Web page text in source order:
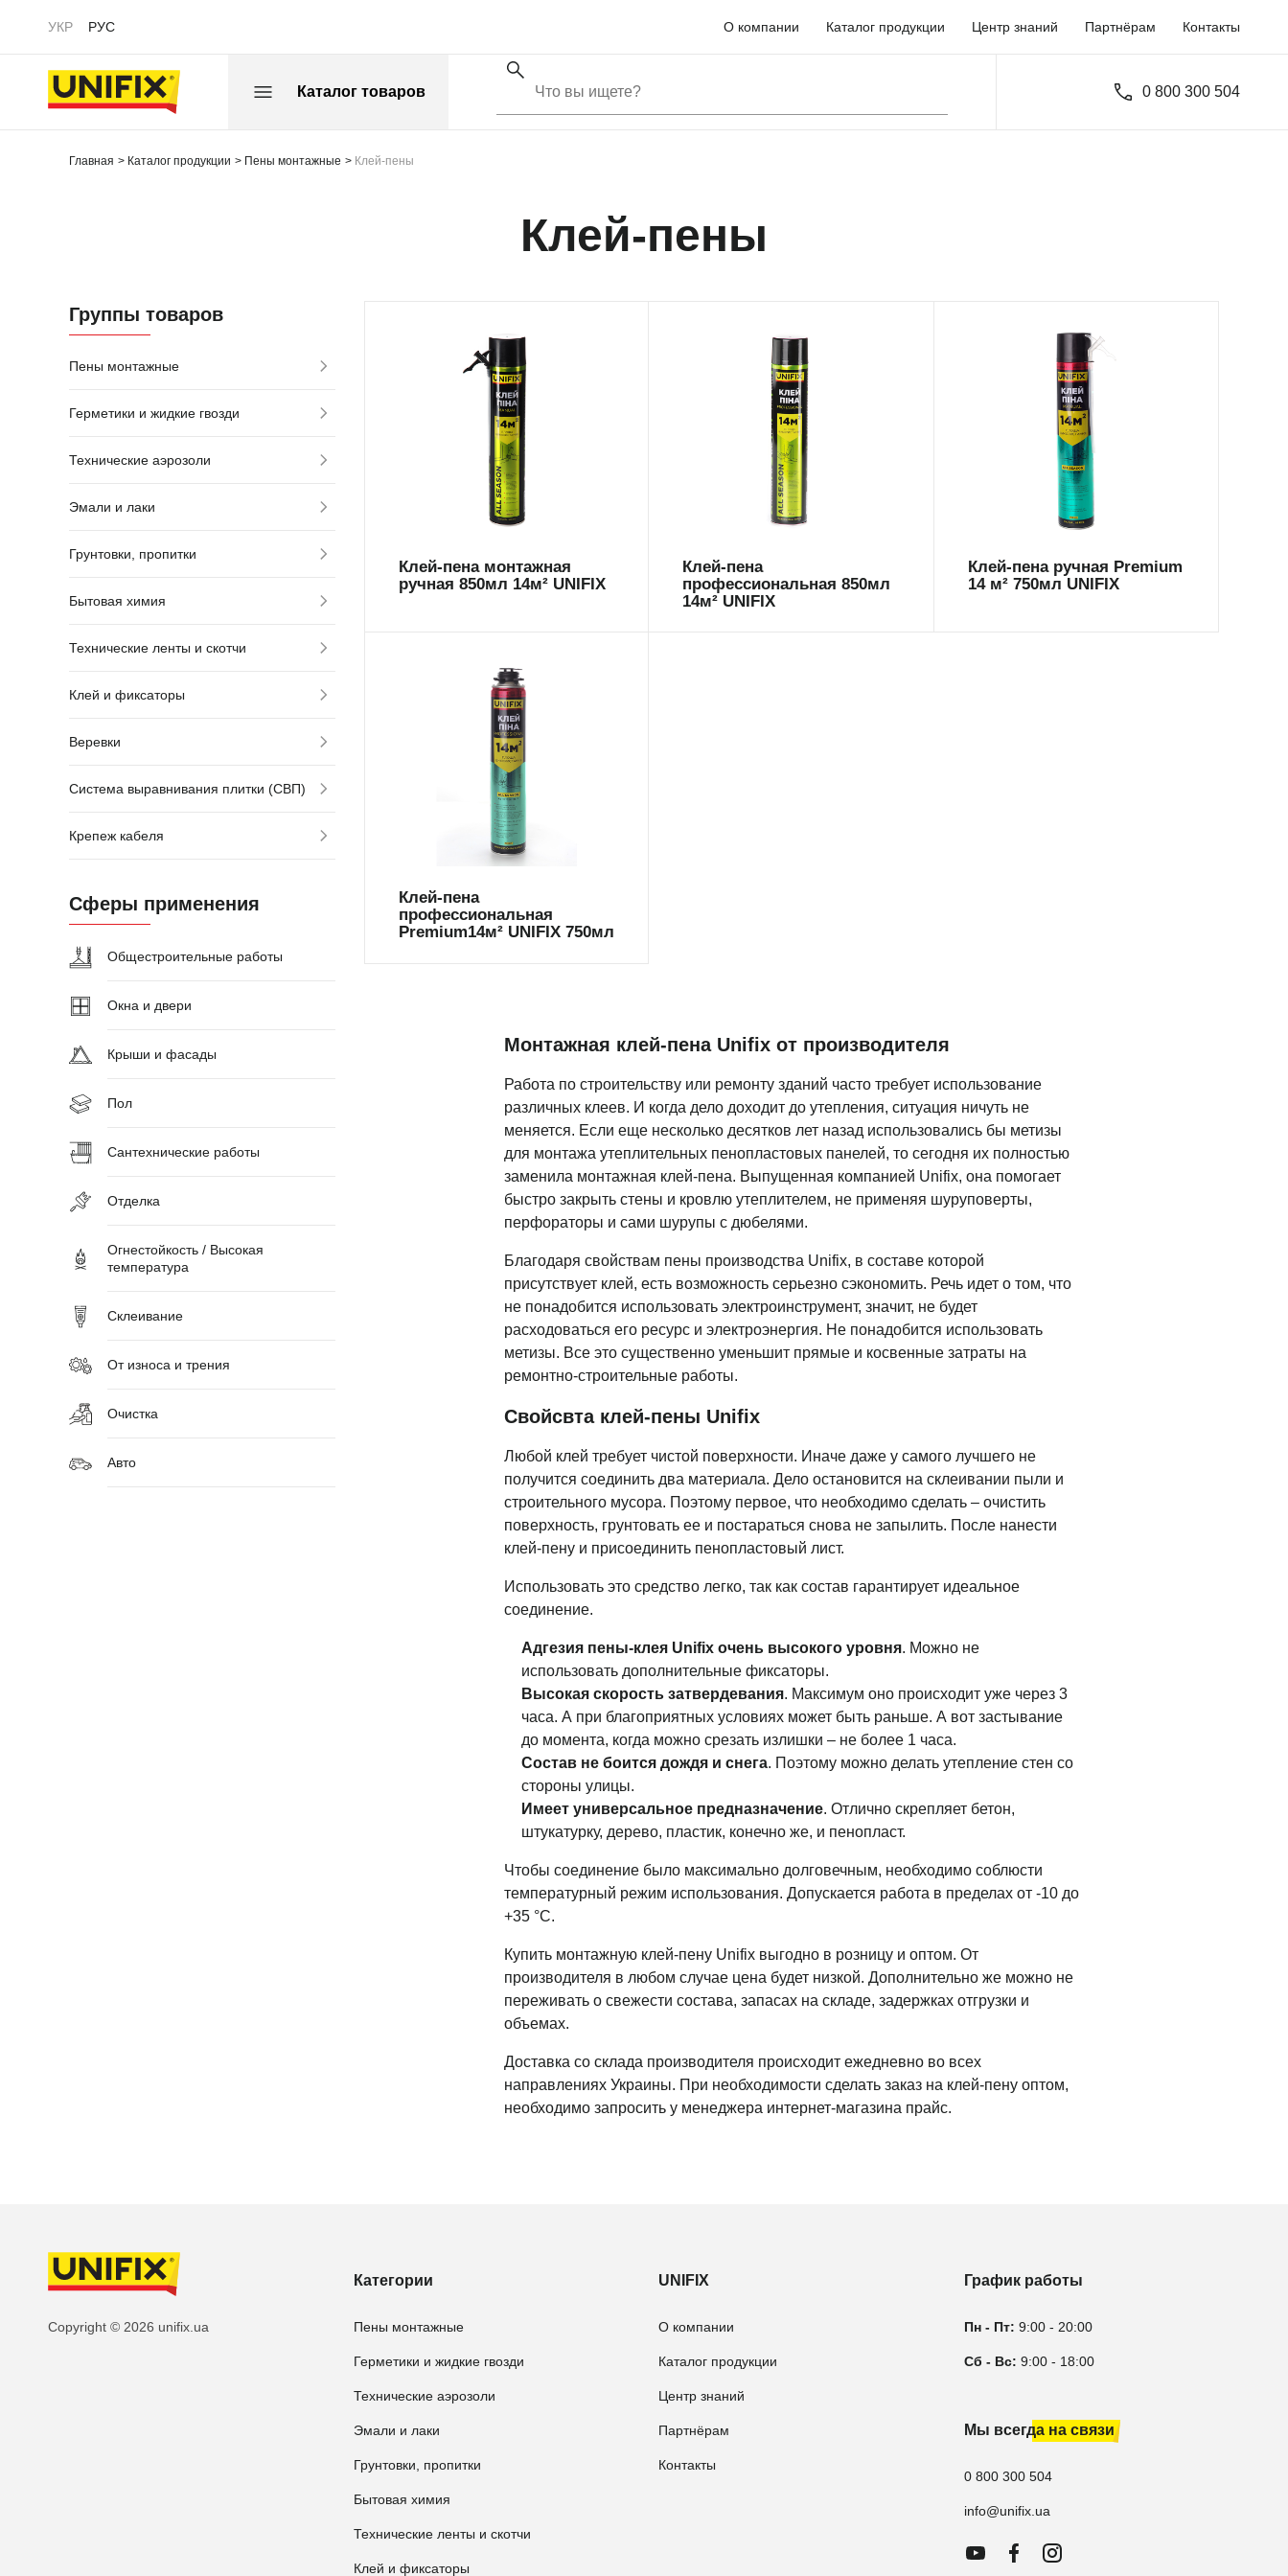
УКР РУС О компании Каталог продукции Центр знаний Партнёрам Контакты
Каталог товаров 0 800 300 504
Главная Каталог продукции Пены монтажные Клей-пены
Клей-пены
Группы товаров
Пены монтажные
Герметики и жидкие гвозди
Технические аэрозоли
Эмали и лаки
Грунтовки, пропитки
Бытовая химия
Технические ленты и скотчи
Клей и фиксаторы
Веревки
Система выравнивания плитки (СВП)
Крепеж кабеля
Сферы применения
Общестроительные работы
Окна и двери
Крыши и фасады
Пол
Сантехнические работы
Отделка
Огнестойкость / Высокая
температура
Склеивание
От износа и трения
Очистка
Авто
Клей-пена монтажная
ручная 850мл 14м² UNIFIX
Клей-пена
профессиональная 850мл
14м² UNIFIX
Клей-пена ручная Premium
14 м² 750мл UNIFIX
Клей-пена
профессиональная
Premium14м² UNIFIX 750мл
Монтажная клей-пена Unifix от производителя
Работа по строительству или ремонту зданий часто требует использование
различных клеев. И когда дело доходит до утепления, ситуация ничуть не
меняется. Если еще несколько десятков лет назад использовались бы метизы
для монтажа утеплительных пенопластовых панелей, то сегодня их полностью
заменила монтажная клей-пена. Выпущенная компанией Unifix, она помогает
быстро закрыть стены и кровлю утеплителем, не применяя шуруповерты,
перфораторы и сами шурупы с дюбелями.
Благодаря свойствам пены производства Unifix, в составе которой
присутствует клей, есть возможность серьезно сэкономить. Речь идет о том, что
не понадобится использовать электроинструмент, значит, не будет
расходоваться его ресурс и электроэнергия. Не понадобится использовать
метизы. Все это существенно уменьшит прямые и косвенные затраты на
ремонтно-строительные работы.
Свойсвта клей-пены Unifix
Любой клей требует чистой поверхности. Иначе даже у самого лучшего не
получится соединить два материала. Дело остановится на склеивании пыли и
строительного мусора. Поэтому первое, что необходимо сделать – очистить
поверхность, грунтовать ее и постараться снова не запылить. После нанести
клей-пену и присоединить пенопластовый лист.
Использовать это средство легко, так как состав гарантирует идеальное
соединение.
Адгезия пены-клея Unifix очень высокого уровня. Можно не
использовать дополнительные фиксаторы.
Высокая скорость затвердевания. Максимум оно происходит уже через 3
часа. А при благоприятных условиях может быть раньше. А вот застывание
до момента, когда можно срезать излишки – не более 1 часа.
Состав не боится дождя и снега. Поэтому можно делать утепление стен со
стороны улицы.
Имеет универсальное предназначение. Отлично скрепляет бетон,
штукатурку, дерево, пластик, конечно же, и пенопласт.
Чтобы соединение было максимально долговечным, необходимо соблюсти
температурный режим использования. Допускается работа в пределах от -10 до
+35 °С.
Купить монтажную клей-пену Unifix выгодно в розницу и оптом. От
производителя в любом случае цена будет низкой. Дополнительно же можно не
переживать о свежести состава, запасах на складе, задержках отгрузки и
объемах.
Доставка со склада производителя происходит ежедневно во всех
направлениях Украины. При необходимости сделать заказ на клей-пену оптом,
необходимо запросить у менеджера интернет-магазина прайс.
Copyright © 2026 unifix.ua
Категории
Пены монтажные
Герметики и жидкие гвозди
Технические аэрозоли
Эмали и лаки
Грунтовки, пропитки
Бытовая химия
Технические ленты и скотчи
Клей и фиксаторы
UNIFIX
О компании
Каталог продукции
Центр знаний
Партнёрам
Контакты
График работы
Пн - Пт: 9:00 - 20:00
Сб - Вс: 9:00 - 18:00
Мы всегда на связи
0 800 300 504
info@unifix.ua